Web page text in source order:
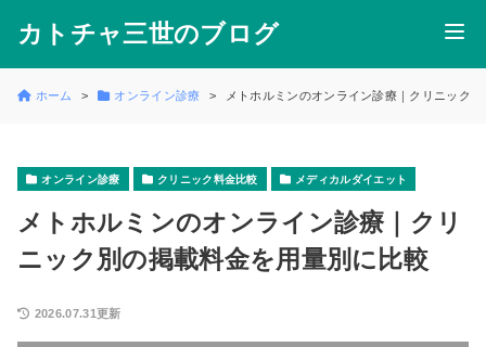
カトチャ三世のブログ
ホーム オンライン診療 メトホルミンのオンライン診療｜クリニック
オンライン診療 クリニック料金比較 メディカルダイエット
メトホルミンのオンライン診療｜クリ
ニック別の掲載料金を用量別に比較
2026.07.31更新